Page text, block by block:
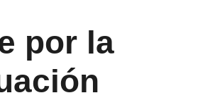
por la